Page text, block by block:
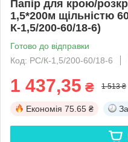
Папір для крою/
1,5*200м щільністю
К-1,5/200-60/18-6)
Готово до відправки
Код: PС/К-1,5/200-60/18-6
1 437,35 ₴ 1 513 ₴
Економія 75.65 ₴